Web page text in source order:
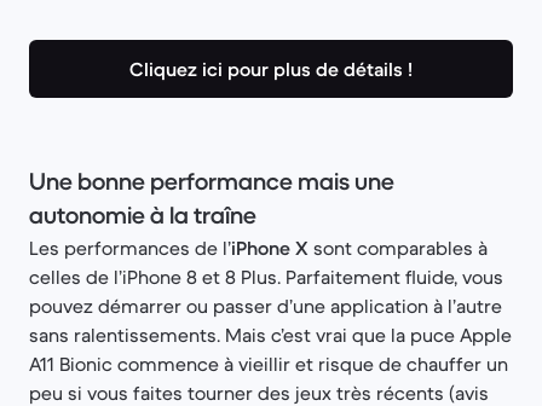
Cliquez ici pour plus de détails !
Une bonne performance mais une
autonomie à la traîne
Les performances de l’iPhone X sont comparables à
celles de l’iPhone 8 et 8 Plus. Parfaitement fluide, vous
pouvez démarrer ou passer d’une application à l’autre
sans ralentissements. Mais c’est vrai que la puce Apple
A11 Bionic commence à vieillir et risque de chauffer un
peu si vous faites tourner des jeux très récents (avis